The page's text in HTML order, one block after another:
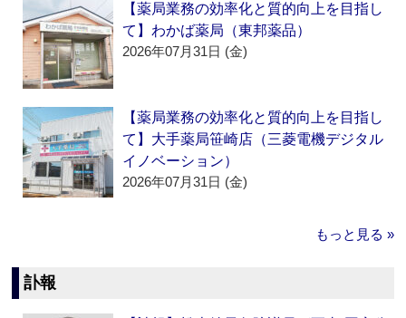
【薬局業務の効率化と質的向上を目指し
て】わかば薬局（東邦薬品）
2026年07月31日 (金)
【薬局業務の効率化と質的向上を目指し
て】大手薬局笹崎店（三菱電機デジタル
イノベーション）
2026年07月31日 (金)
もっと見る »
訃報